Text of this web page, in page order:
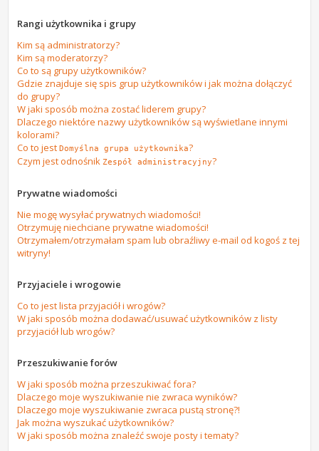
Rangi użytkownika i grupy
Kim są administratorzy?
Kim są moderatorzy?
Co to są grupy użytkowników?
Gdzie znajduje się spis grup użytkowników i jak można dołączyć
do grupy?
W jaki sposób można zostać liderem grupy?
Dlaczego niektóre nazwy użytkowników są wyświetlane innymi
kolorami?
Co to jestDomyślna grupa użytkownika?
Czym jest odnośnikZespół administracyjny?
Prywatne wiadomości
Nie mogę wysyłać prywatnych wiadomości!
Otrzymuję niechciane prywatne wiadomości!
Otrzymałem/otrzymałam spam lub obraźliwy e-mail od kogoś z tej
witryny!
Przyjaciele i wrogowie
Co to jest lista przyjaciół i wrogów?
W jaki sposób można dodawać/usuwać użytkowników z listy
przyjaciół lub wrogów?
Przeszukiwanie forów
W jaki sposób można przeszukiwać fora?
Dlaczego moje wyszukiwanie nie zwraca wyników?
Dlaczego moje wyszukiwanie zwraca pustą stronę?!
Jak można wyszukać użytkowników?
W jaki sposób można znaleźć swoje posty i tematy?